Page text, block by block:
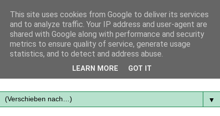
Mit frischen Themen aus der Region immer auf dem
▼
This site uses cookies from Google to deliver its services
and to analyze traffic. Your IP address and user-agent are
shared with Google along with performance and security
metrics to ensure quality of service, generate usage
statistics, and to detect and address abuse.
LEARN MORE GOT IT